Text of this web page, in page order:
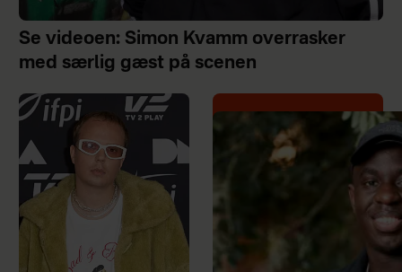
Se videoen: Simon Kvamm overrasker
med særlig gæst på scenen